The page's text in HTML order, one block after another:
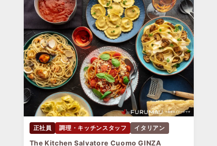
正社員 調理・キッチンスタッフ イタリアン
The Kitchen Salvatore Cuomo GINZA